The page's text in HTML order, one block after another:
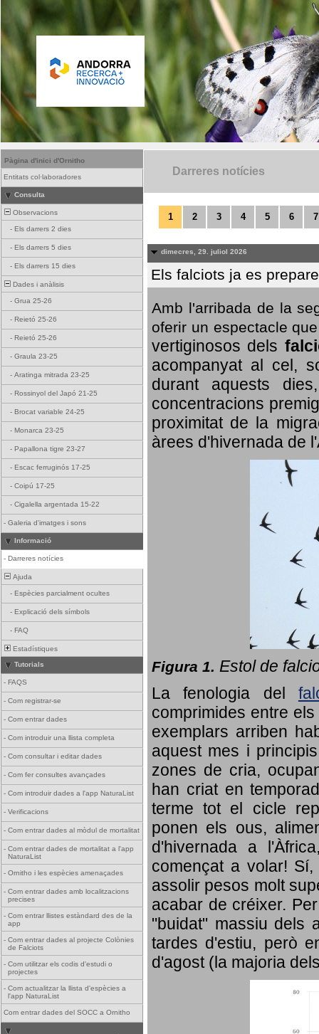
Pàgina d'inici d'Ornitho
Entitats col·laboradores
Consulta
Observacions
- Els darrers 2 dies
- Els darrers 5 dies
- Els darrers 15 dies
Dades i anàlisis
- Grua 25-26
- Reietó 25-26
- Reietó 25-26
- Graula 23-25
- Aratinga mitrada 23-25
- Rossinyol del Japó 21-25
- Brocat variable 24-25
- Monarca 23-25
- Papallona tigre 23-27
- Escac ferruginós 17-25
- Coipú 17-25
- Cigalella argentada 15-22
- Galeria d'imatges i sons
Informació
- Darreres notícies
Ajuda
- Espècies parcialment ocultes
- Explicació dels símbols
- FAQ
Estadístiques
Tutorials
- FAQS
- Com registrar-se
- Com entrar dades
- Com introduir una llista completa
- Com consultar i editar dades
- Com fer consultes avançades
- Com introduir dades a l'app NaturaList
- Verificacions
- Com entrar dades al mòdul de mortalitat
- Com entrar dades de mortalitat a l'app
NaturaList
- Ornitho i les espècies amenaçades
- Com entrar dades amb localitzacions
precises
- Com entrar llistes estàndard des de la
app
- Com entrar dades al projecte Colònies
de Falciots
- Com utilitzar els codis d'estudi o
projectes
- Com actualitzar la llista d'espècies a
l'app NaturaList
Com entrar dades del SOCC a Ornitho
Darreres notícies
1 2 3 4 5 6 7
dimecres, 29. juliol 2026
Els falciots ja es
Amb l'arribada de la
oferir un espectacle
vertiginosos dels
acompanyat al cel,
durant aquests
concentracions
proximitat de la
àrees d'hivernada de
Figura 1. Estol de
La fenologia del
comprimides entre
exemplars arriben
aquest mes i
zones de cria,
han criat en
terme tot el cicle
ponen els ous,
d'hivernada a
començat a volar!
assolir pesos molt
acabar de créixer.
"buidat" massiu dels
tardes d'estiu, però
d'agost (la majoria